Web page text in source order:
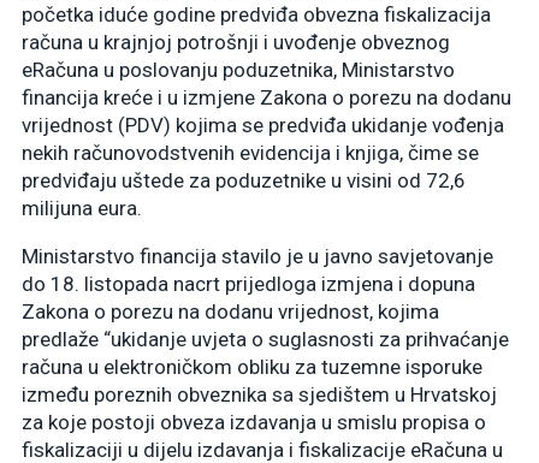
početka iduće godine predviđa obvezna fiskalizacija
računa u krajnjoj potrošnji i uvođenje obveznog
eRačuna u poslovanju poduzetnika, Ministarstvo
financija kreće i u izmjene Zakona o porezu na dodanu
vrijednost (PDV) kojima se predviđa ukidanje vođenja
nekih računovodstvenih evidencija i knjiga, čime se
predviđaju uštede za poduzetnike u visini od 72,6
milijuna eura.
Ministarstvo financija stavilo je u javno savjetovanje
do 18. listopada nacrt prijedloga izmjena i dopuna
Zakona o porezu na dodanu vrijednost, kojima
predlaže “ukidanje uvjeta o suglasnosti za prihvaćanje
računa u elektroničkom obliku za tuzemne isporuke
između poreznih obveznika sa sjedištem u Hrvatskoj
za koje postoji obveza izdavanja u smislu propisa o
fiskalizaciji u dijelu izdavanja i fiskalizacije eRačuna u